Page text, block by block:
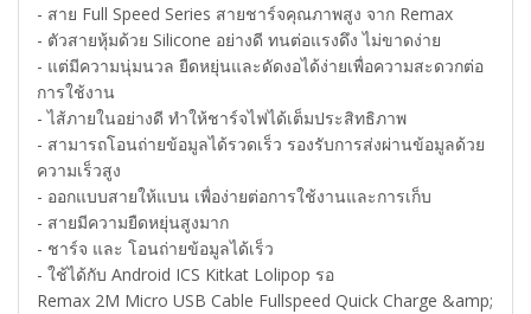
- สาย Full Speed Series สายชาร์จคุณภาพสูง จาก Remax
- ตัวสายหุ้มด้วย Silicone อย่างดี ทนต่อแรงดึง ไม่ขาดง่าย
- แต่มีความนุ่มนวล ยืดหยุ่นและดัดงอได้ง่ายเพื่อความสะดวกต่อ
การใช้งาน
- ไส้ภายในอย่างดี ทำให้ชาร์จไฟได้เต็มประสิทธิภาพ
- สามารถโอนถ่ายข้อมูลได้รวดเร็ว รองรับการส่งผ่านข้อมูลด้วย
ความเร็วสูง
- ออกแบบสายให้แบน เพื่อง่ายต่อการใช้งานและการเก็บ
- สายมีความยืดหยุ่นสูงมาก
- ชาร์จ และ โอนถ่ายข้อมูลได้เร็ว
- ใช้ได้กับ Android ICS Kitkat Lolipop รอ
Remax 2M Micro USB Cable Fullspeed Quick Charge &amp;